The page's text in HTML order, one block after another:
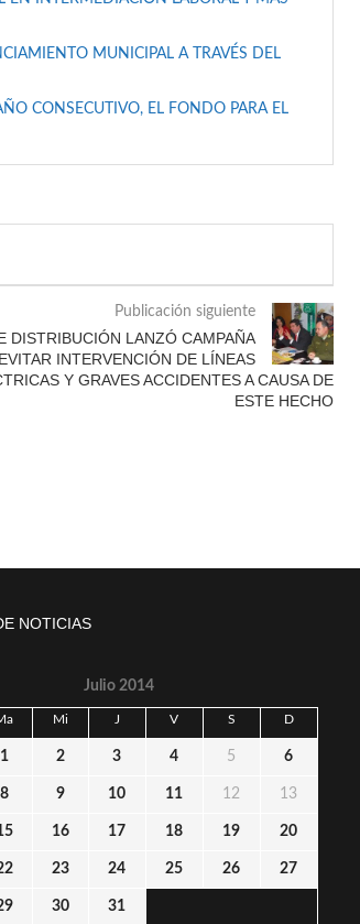
MUNICIPAL A TRAVÉS DEL
CONSECUTIVO, EL FONDO PARA EL
Publicación siguiente
DISTRIBUCIÓN LANZÓ CAMPAÑA
INTERVENCIÓN DE LÍNEAS
Y GRAVES ACCIDENTES A CAUSA DE
ESTE HECHO
NOTICIAS
Julio 2014
Mi J V S D
1 2 3 4 5 6
8 9 10 11 12 13
16 17 18 19 20
23 24 25 26 27
30 31